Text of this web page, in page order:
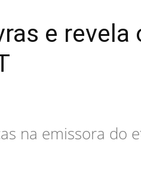
e revela
na emissora do